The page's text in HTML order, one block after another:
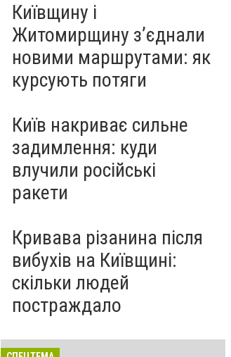
Київщину і
Житомирщину з’єднали
новими маршрутами: як
курсують потяги
Київ накриває сильне
задимлення: куди
влучили російські
ракети
Кривава різанина після
вибухів на Київщині:
скільки людей
постраждало